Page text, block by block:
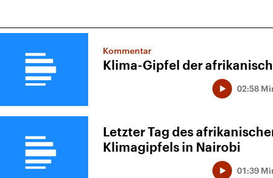
Kommentar
Klima-Gipfel der
02:58
Letzter Tag des
Klimagipfels in Nairobi
01:39